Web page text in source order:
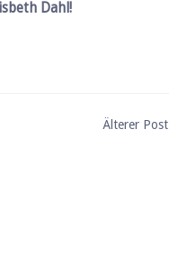
Dahl!
Älterer Post